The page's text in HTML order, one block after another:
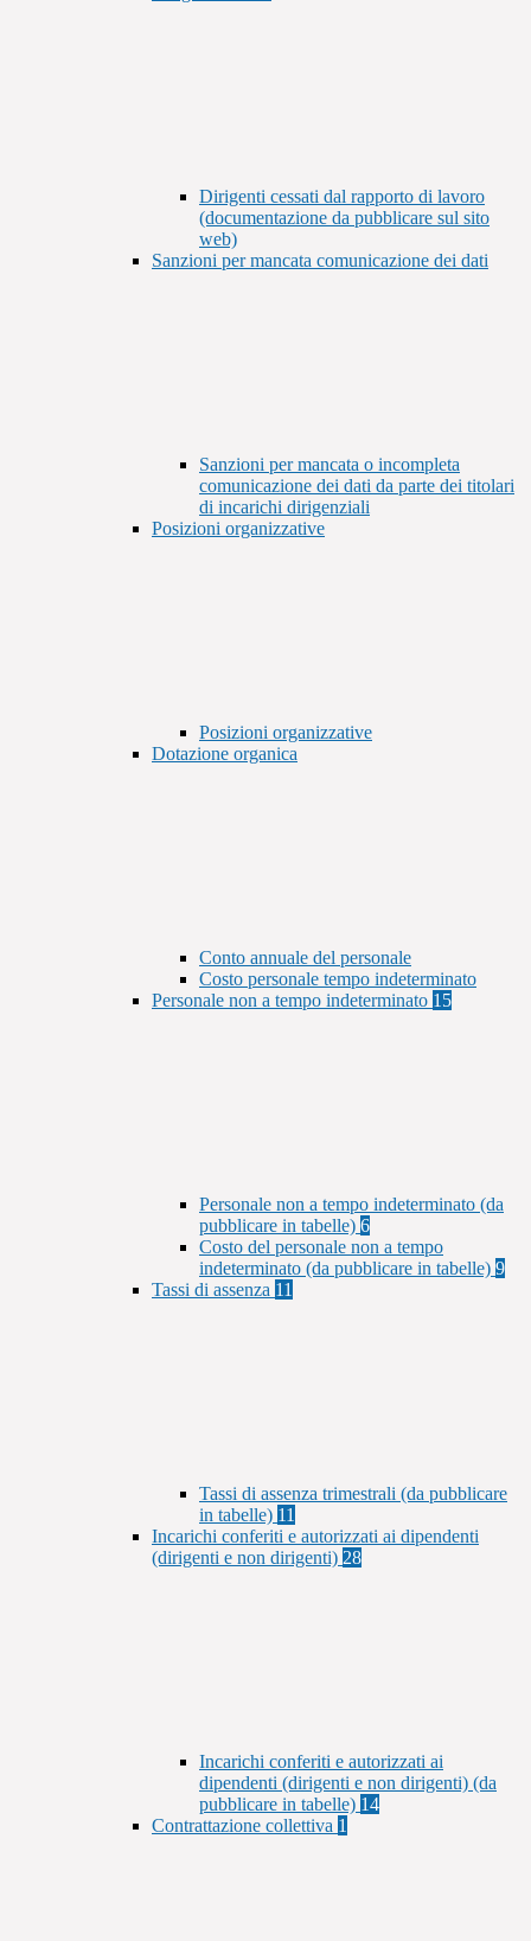
Dirigenti cessati dal rapporto di lavoro
(documentazione da pubblicare sul sito
web)
Sanzioni per mancata comunicazione dei dati
Sanzioni per mancata o incompleta
comunicazione dei dati da parte dei titolari
di incarichi dirigenziali
Posizioni organizzative
Posizioni organizzative
Dotazione organica
Conto annuale del personale
Costo personale tempo indeterminato
Personale non a tempo indeterminato 15
Personale non a tempo indeterminato (da
pubblicare in tabelle) 6
Costo del personale non a tempo
indeterminato (da pubblicare in tabelle) 9
Tassi di assenza 11
Tassi di assenza trimestrali (da pubblicare
in tabelle) 11
Incarichi conferiti e autorizzati ai dipendenti
(dirigenti e non dirigenti) 28
Incarichi conferiti e autorizzati ai
dipendenti (dirigenti e non dirigenti) (da
pubblicare in tabelle) 14
Contrattazione collettiva 1